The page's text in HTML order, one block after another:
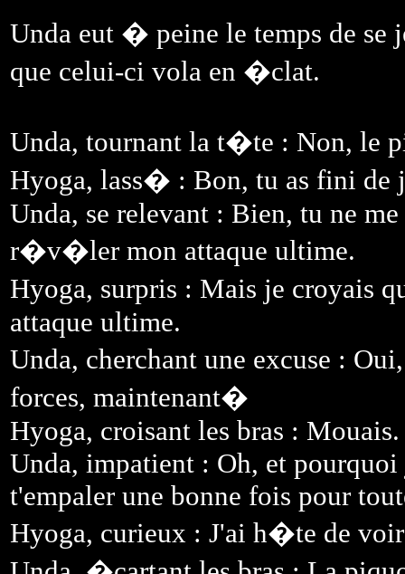
Unda eut � peine le temps de
que celui-ci vola en �clat.
Unda, tournant la t�te : Non, le
Hyoga, lass� : Bon, tu as fini de
Unda, se relevant : Bien, tu ne
r�v�ler mon attaque ultime.
Hyoga, surpris : Mais je croyais
attaque ultime.
Unda, cherchant une excuse :
forces, maintenant�
Hyoga, croisant les bras : Mouais.
Unda, impatient : Oh, et
t'empaler une bonne fois pour
Hyoga, curieux : J'ai h�te de